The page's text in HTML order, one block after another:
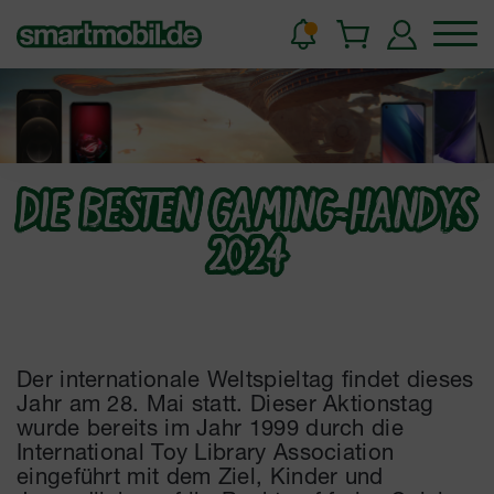
DIE BESTEN GAMING-HANDYS
2024
Der internationale Weltspieltag findet dieses
Jahr am 28. Mai statt. Dieser Aktionstag
wurde bereits im Jahr 1999 durch die
International Toy Library Association
eingeführt mit dem Ziel, Kinder und